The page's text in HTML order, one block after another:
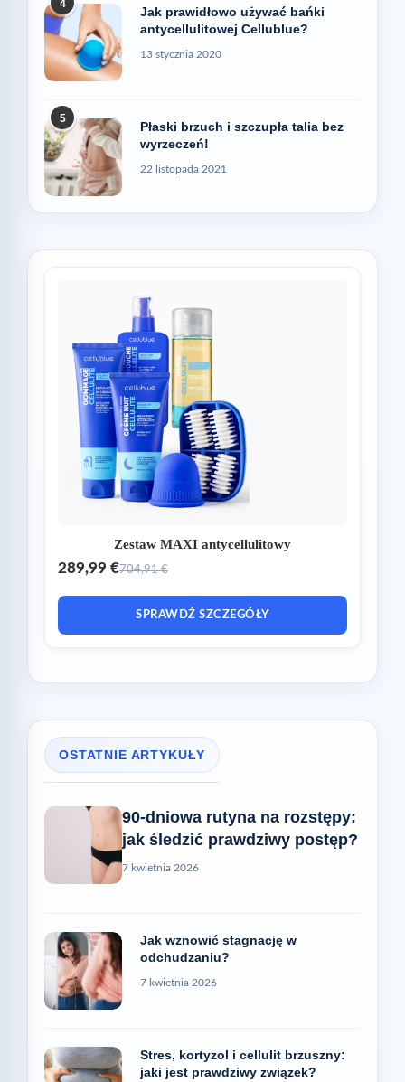
4
Jak prawidłowo używać bańki
antycellulitowej Cellublue?
13 stycznia 2020
5
Płaski brzuch i szczupła talia bez
wyrzeczeń!
22 listopada 2021
Zestaw MAXI antycellulitowy
289,99 €704,91 €
SPRAWDŹ SZCZEGÓŁY
OSTATNIE ARTYKUŁY
90-dniowa rutyna na rozstępy:
jak śledzić prawdziwy postęp?
7 kwietnia 2026
Jak wznowić stagnację w
odchudzaniu?
7 kwietnia 2026
Stres, kortyzol i cellulit brzuszny:
jaki jest prawdziwy związek?